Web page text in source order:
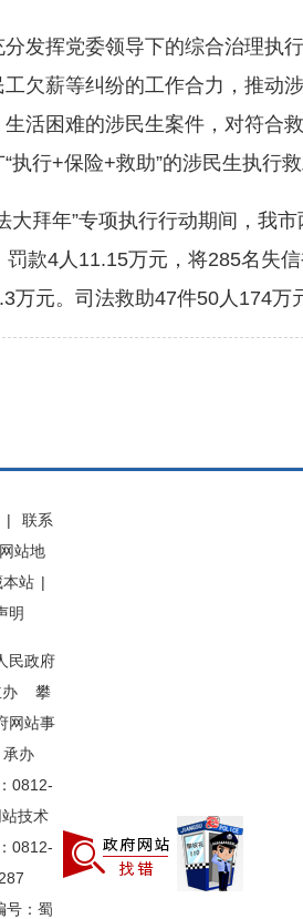
挥党委领导下的综合治理执行
欠薪等纠纷的工作合力，推动
生活困难的涉民生案件，对符合
执行+保险+救助”的涉民生执行
拜年”专项执行行动期间，我市
罚款4人11.15万元，将285名失
万元。司法救助47件50人174
|
联系
网站地
本站 |
明
民政府
办 攀
网站事
承办
0812-
技术
0812-
号：蜀